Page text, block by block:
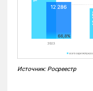
Источник: Росреестр